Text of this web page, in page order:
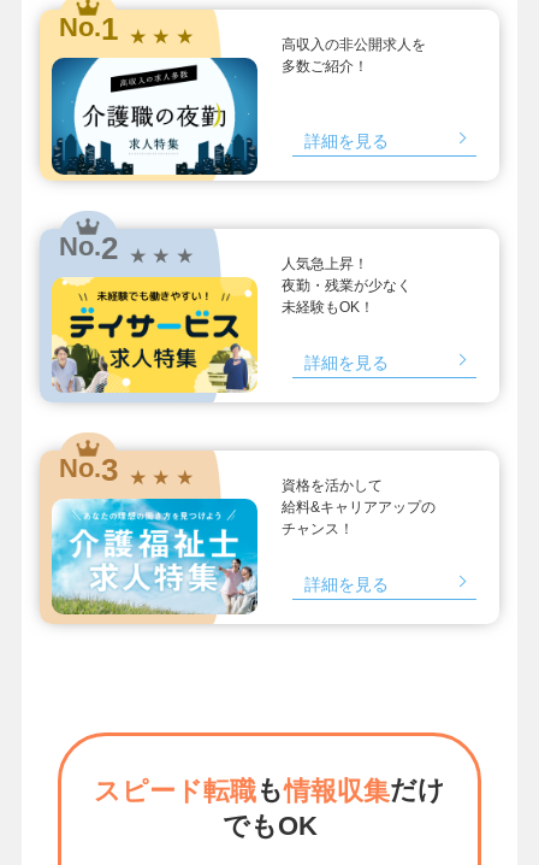
No.1 ★ ★ ★
高収入の非公開求人を
多数ご紹介！
詳細を見る
No.2 ★ ★ ★
人気急上昇！
夜勤・残業が少なく
未経験もOK！
詳細を見る
No.3 ★ ★ ★
資格を活かして
給料&キャリアアップの
チャンス！
詳細を見る
スピード転職も情報収集だけ
でもOK